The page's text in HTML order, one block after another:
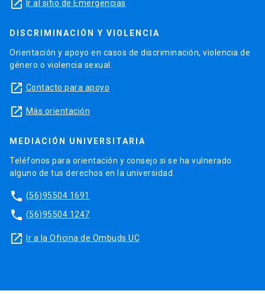
launch Ir al sitio de Emergencias
DISCRIMINACIÓN Y VIOLENCIA
Orientación y apoyo en casos de discriminación, violencia de
género o violencia sexual.
launch Contacto para apoyo
launch Más orientación
MEDIACIÓN UNIVERSITARIA
Teléfonos para orientación y consejo si se ha vulnerado
alguno de tus derechos en la universidad.
phone (56)95504 1691
phone (56)95504 1247
launch Ir a la Oficina de Ombuds UC